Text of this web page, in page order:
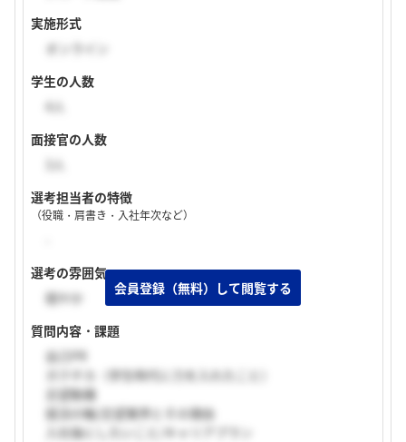
実施形式
オンライン
学生の人数
4人
面接官の人数
選考担当者の特徴
（役職・肩書き・入社年次など）
選考の雰囲気
穏やか
質問内容・課題
自己PR
ガクチカ（学生時代に力を入れたこと）
志望動機
就活の軸/志望業界とその理由
入社後にしたいこと/キャリアプラン